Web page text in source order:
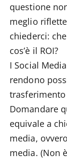
questione
meglio
chiederci:
cos’è il ROI?
I Social
rendono
Domandare
equivale a
media,
media. (Non